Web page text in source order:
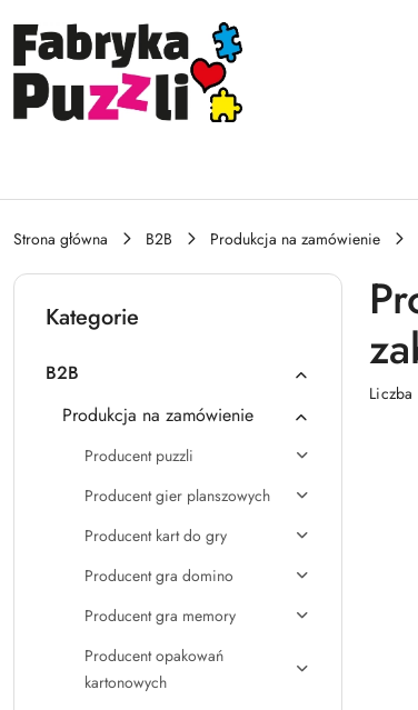
Przejdź do treści głównej
Przejdź do wyszukiwarki
Przejdź do moje konto
Przejdź do menu głównego
Przejdź do stopki
Strona główna B2B Produkcja na zamówienie
Kategorie
B2B
Produkcja na zamówienie
Producent puzzli
Producent gier planszowych
Producent kart do gry
Producent gra domino
Producent gra memory
Producent opakowań
kartonowych